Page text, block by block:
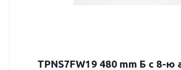
TPNS7FW19 480 mm Б с 8-ю